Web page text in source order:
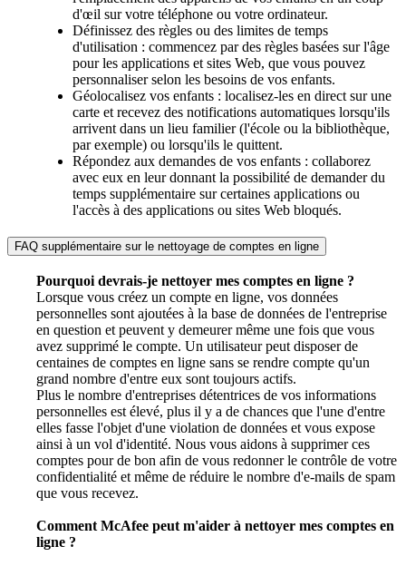
d'œil sur votre téléphone ou votre ordinateur.
Définissez des règles ou des limites de temps
d'utilisation : commencez par des règles basées sur l'âge
pour les applications et sites Web, que vous pouvez
personnaliser selon les besoins de vos enfants.
Géolocalisez vos enfants : localisez-les en direct sur une
carte et recevez des notifications automatiques lorsqu'ils
arrivent dans un lieu familier (l'école ou la bibliothèque,
par exemple) ou lorsqu'ils le quittent.
Répondez aux demandes de vos enfants : collaborez
avec eux en leur donnant la possibilité de demander du
temps supplémentaire sur certaines applications ou
l'accès à des applications ou sites Web bloqués.
FAQ supplémentaire sur le nettoyage de comptes en ligne​
Pourquoi devrais-je nettoyer mes comptes en ligne ?
Lorsque vous créez un compte en ligne, vos données
personnelles sont ajoutées à la base de données de l'entreprise
en question et peuvent y demeurer même une fois que vous
avez supprimé le compte. Un utilisateur peut disposer de
centaines de comptes en ligne sans se rendre compte qu'un
grand nombre d'entre eux sont toujours actifs.
Plus le nombre d'entreprises détentrices de vos informations
personnelles est élevé, plus il y a de chances que l'une d'entre
elles fasse l'objet d'une violation de données et vous expose
ainsi à un vol d'identité. Nous vous aidons à supprimer ces
comptes pour de bon afin de vous redonner le contrôle de votre
confidentialité et même de réduire le nombre d'e-mails de spam
que vous recevez.​
Comment McAfee peut m'aider à nettoyer mes comptes en
ligne ?